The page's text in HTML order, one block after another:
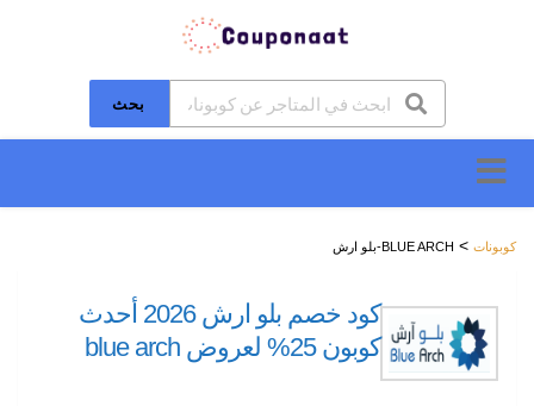
بحث
إلى
المحتوى
كوبونات > BLUE ARCH-بلو ارش
كود خصم بلو ارش 2026 أحدث
كوبون 25% لعروض blue arch